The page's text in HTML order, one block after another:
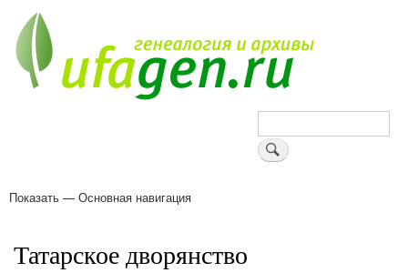
основному
содержанию
Поиск
Основная
Показать — Основная навигация
Татарское дворянство